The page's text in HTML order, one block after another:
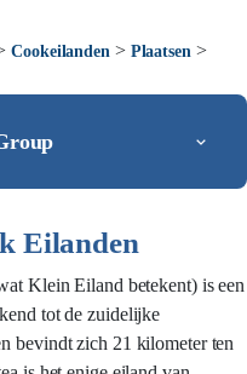
Cookeilanden > Plaatsen >
Eilanden
Klein Eiland betekent) is een
tot de zuidelijke
bevindt zich 21 kilometer ten